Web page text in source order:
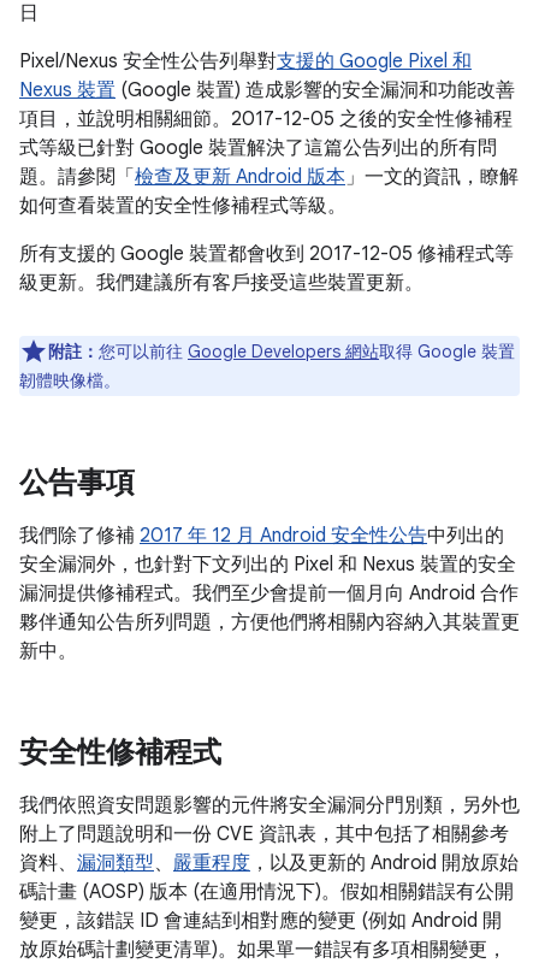
日
Pixel/Nexus 安全性公告列舉對支援的 Google Pixel 和
Nexus 裝置 (Google 裝置) 造成影響的安全漏洞和功能改善
項目，並說明相關細節。2017-12-05 之後的安全性修補程
式等級已針對 Google 裝置解決了這篇公告列出的所有問
題。請參閱「 檢查及更新 Android 版本」一文的資訊，瞭解
如何查看裝置的安全性修補程式等級。
所有支援的 Google 裝置都會收到 2017-12-05 修補程式等
級更新。我們建議所有客戶接受這些裝置更新。
附註： 您可以前往 Google Developers 網站取得 Google 裝置
韌體映像檔。
公告事項
我們除了修補 2017 年 12 月 Android 安全性公告中列出的
安全漏洞外，也針對下文列出的 Pixel 和 Nexus 裝置的安全
漏洞提供修補程式。我們至少會提前一個月向 Android 合作
夥伴通知公告所列問題，方便他們將相關內容納入其裝置更
新中。
安全性修補程式
我們依照資安問題影響的元件將安全漏洞分門別類，另外也
附上了問題說明和一份 CVE 資訊表，其中包括了相關參考
資料、 漏洞類型、 嚴重程度 ，以及更新的 Android 開放原始
碼計畫 (AOSP) 版本 (在適用情況下)。假如相關錯誤有公開
變更，該錯誤 ID 會連結到相對應的變更 (例如 Android 開
放原始碼計劃變更清單)。如果單一錯誤有多項相關變更，